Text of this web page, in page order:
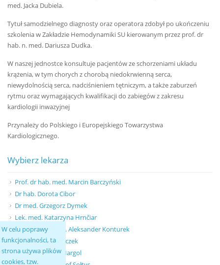
med. Jacka Dubiela.
Tytuł samodzielnego diagnosty oraz operatora zdobył po ukończeniu
szkolenia w Zakładzie Hemodynamiki SU kierowanym przez prof. dr
hab. n. med. Dariusza Dudka.
W naszej jednostce konsultuje pacjentów ze schorzeniami układu
krążenia, w tym chorych z chorobą niedokrwienną serca,
niewydolnością serca, nadciśnieniem tętniczym, a także zaburzeń
rytmu oraz wymagających kwalifikacji do zabiegów z zakresu
kardiologii inwazyjnej
Przynależy do Polskiego i Europejskiego Towarzystwa
Kardiologicznego.
Wybierz lekarza
Prof. dr hab. med. Marcin Barczyński
Dr hab. Dorota Cibor
Dr med. Grzegorz Dymek
Lek. med. Katarzyna Hrnčiar
Prof. dr hab. med. Aleksander Konturek
Dr med. Piotr Kruczek
Lek. med. Anna Margol
W celu poprawy
funkcjonalności, ta
strona używa plików
cookies, tzw.